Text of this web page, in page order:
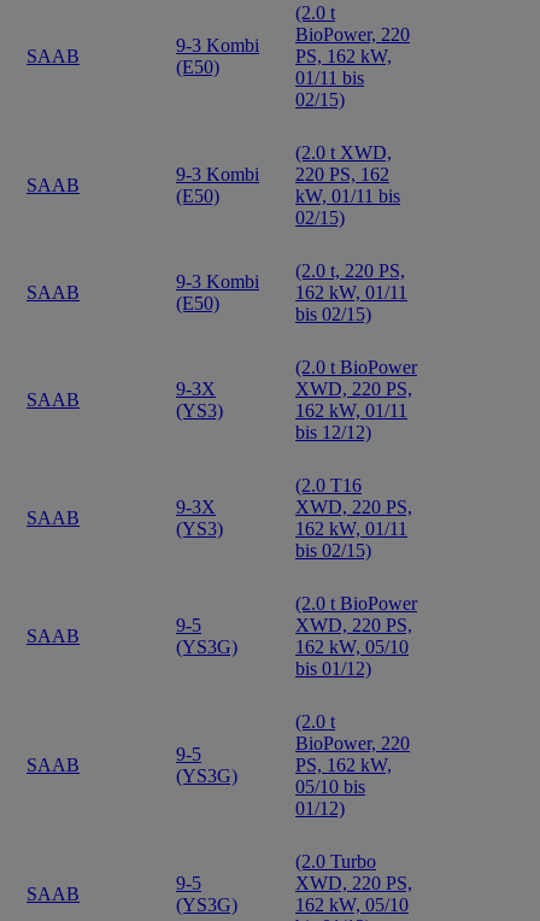
SAAB
9-3 Kombi
(E50)
(2.0 t
BioPower, 220
PS, 162 kW,
01/11 bis
02/15)
SAAB
9-3 Kombi
(E50)
(2.0 t XWD,
220 PS, 162
kW, 01/11 bis
02/15)
SAAB
9-3 Kombi
(E50)
(2.0 t, 220 PS,
162 kW, 01/11
bis 02/15)
SAAB
9-3X
(YS3)
(2.0 t BioPower
XWD, 220 PS,
162 kW, 01/11
bis 12/12)
SAAB
9-3X
(YS3)
(2.0 T16
XWD, 220 PS,
162 kW, 01/11
bis 02/15)
SAAB
9-5
(YS3G)
(2.0 t BioPower
XWD, 220 PS,
162 kW, 05/10
bis 01/12)
SAAB
9-5
(YS3G)
(2.0 t
BioPower, 220
PS, 162 kW,
05/10 bis
01/12)
SAAB
9-5
(YS3G)
(2.0 Turbo
XWD, 220 PS,
162 kW, 05/10